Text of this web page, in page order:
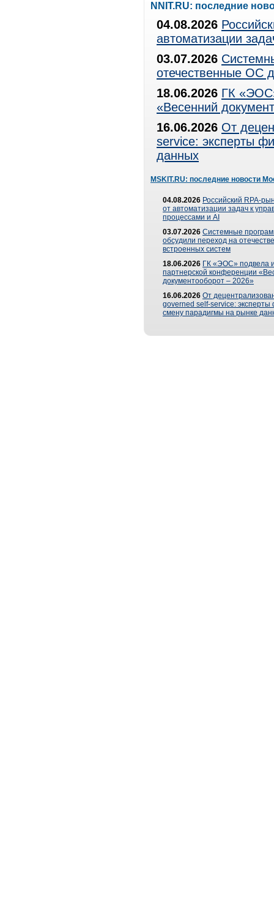
NNIT.RU: последние
04.08.2026
автоматизации
03.07.2026
отечественные ОС
18.06.2026 ГК
«Весенний
16.06.2026 От
service: эксперты
данных
MSKIT.RU: последние новости
04.08.2026 Российский RPA-
от автоматизации задач к
процессами и AI
03.07.2026 Системные
обсудили переход на
встроенных систем
18.06.2026 ГК «ЭОС» подвела
партнерской конференции
документооборот – 2026»
16.06.2026 От
governed self-service: эксперты
смену парадигмы на рынке